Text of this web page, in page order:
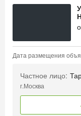
Дата размещения
Частное лицо:
г.Москва